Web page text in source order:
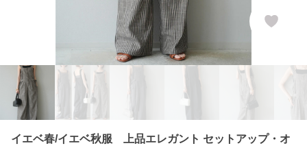
イエベ春/イエベ秋服 上品エレガント セットアップ・オ